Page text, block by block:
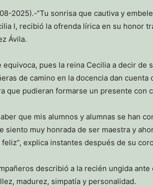
2025).-“Tu sonrisa que cautiva y
I, recibió la ofrenda lírica en su honor
Ávila.
equivoca, pues la reina Cecilia a decir
de camino en la docencia dan
que pudieran formarse un presente
que mis alumnos y alumnas se han
siento muy honrada de ser maestra y
explica instantes después de su
describió a la recién ungida
madurez, simpatía y personalidad.